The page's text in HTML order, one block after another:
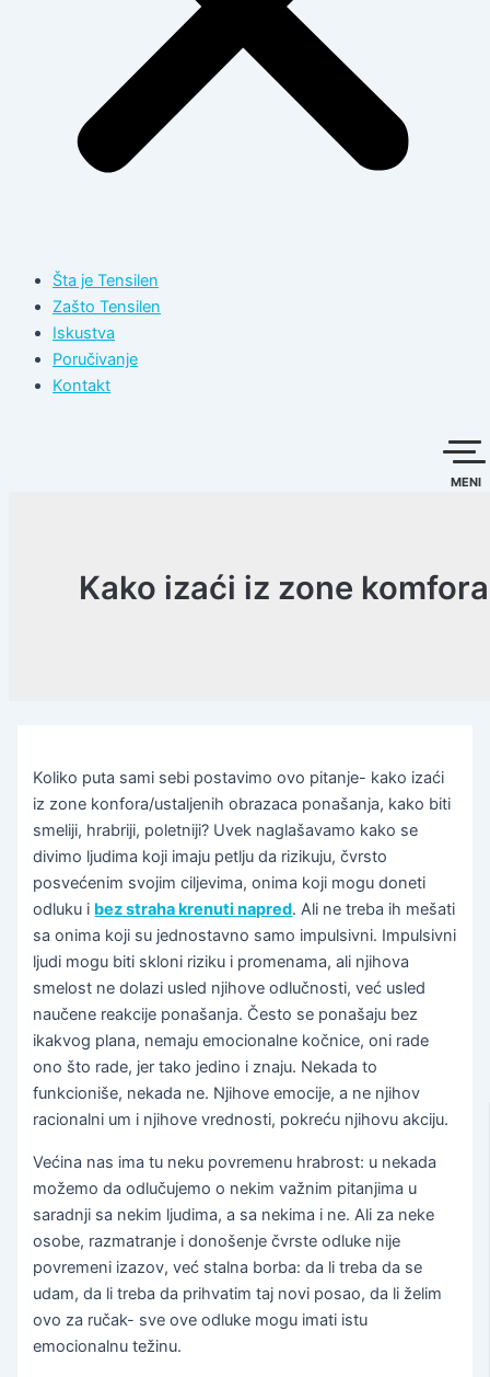
Šta je Tensilen
Zašto Tensilen
Iskustva
Poručivanje
Kontakt
MENI
Kako izaći iz zone
Koliko puta sami sebi postavimo ovo pitanje- kako izaći
iz zone konfora/ustaljenih obrazaca ponašanja, kako biti
smeliji, hrabriji, poletniji? Uvek naglašavamo kako se
divimo ljudima koji imaju petlju da rizikuju, čvrsto
posvećenim svojim ciljevima, onima koji mogu doneti
odluku i bez straha krenuti napred. Ali ne treba ih mešati
sa onima koji su jednostavno samo impulsivni. Impulsivni
ljudi mogu biti skloni riziku i promenama, ali njihova
smelost ne dolazi usled njihove odlučnosti, već usled
naučene reakcije ponašanja. Često se ponašaju bez
ikakvog plana, nemaju emocionalne kočnice, oni rade
ono što rade, jer tako jedino i znaju. Nekada to
funkcioniše, nekada ne. Njihove emocije, a ne njihov
racionalni um i njihove vrednosti, pokreću njihovu akciju.
Većina nas ima tu neku povremenu hrabrost: u nekada
možemo da odlučujemo o nekim važnim pitanjima u
saradnji sa nekim ljudima, a sa nekima i ne. Ali za neke
osobe, razmatranje i donošenje čvrste odluke nije
povremeni izazov, već stalna borba: da li treba da se
udam, da li treba da prihvatim taj novi posao, da li želim
ovo za ručak- sve ove odluke mogu imati istu
emocionalnu težinu.